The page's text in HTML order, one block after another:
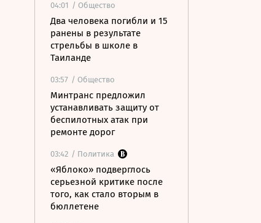
04:01 / Общество
Два человека погибли и 15
ранены в результате
стрельбы в школе в
Таиланде
03:57 / Общество
Минтранс предложил
устанавливать защиту от
беспилотных атак при
ремонте дорог
03:42 / Политика
«Яблоко» подверглось
серьезной критике после
того, как стало вторым в
бюллетене